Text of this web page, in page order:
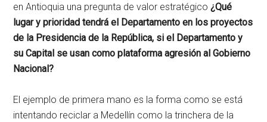
en Antioquia una pregunta de valor estratégico¿Qué
lugar y prioridad tendrá el Departamento en los proyectos
de la Presidencia de la República, si el Departamento y
su Capital se usan como plataforma agresión al Gobierno
Nacional?
El ejemplo de primera mano es la forma como se está
intentando reciclar a Medellín como la trinchera de la